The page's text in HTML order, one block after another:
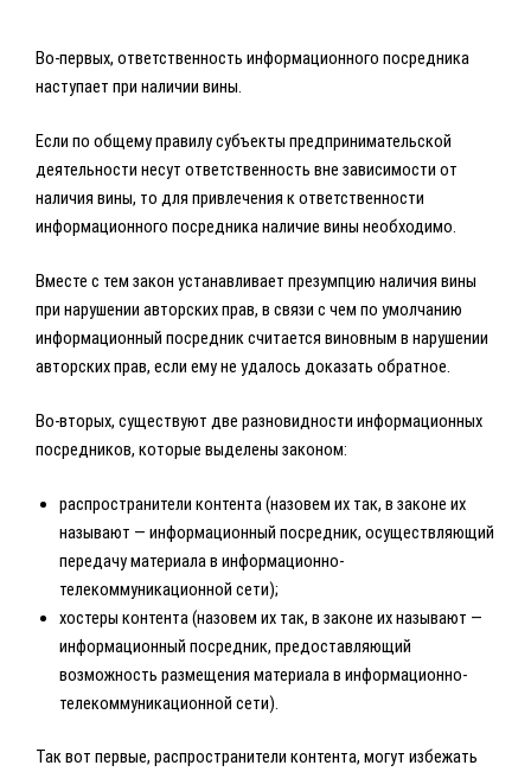
Во-первых, ответственность информационного посредника
наступает при наличии вины.
Если по общему правилу субъекты предпринимательской
деятельности несут ответственность вне зависимости от
наличия вины, то для привлечения к ответственности
информационного посредника наличие вины необходимо.
Вместе с тем закон устанавливает презумпцию наличия вины
при нарушении авторских прав, в связи с чем по умолчанию
информационный посредник считается виновным в нарушении
авторских прав, если ему не удалось доказать обратное.
Во-вторых, существуют две разновидности информационных
посредников, которые выделены законом:
распространители контента (назовем их так, в законе их
называют — информационный посредник, осуществляющий
передачу материала в информационно-
телекоммуникационной сети);
хостеры контента (назовем их так, в законе их называют —
информационный посредник, предоставляющий
возможность размещения материала в информационно-
телекоммуникационной сети).
Так вот первые, распространители контента, могут избежать